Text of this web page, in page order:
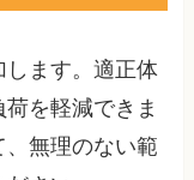
ます。適正体
を軽減できま
無理のない範